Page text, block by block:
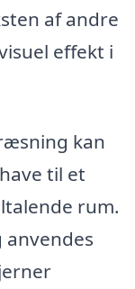
af andre
effekt i
kan
til et
rum.